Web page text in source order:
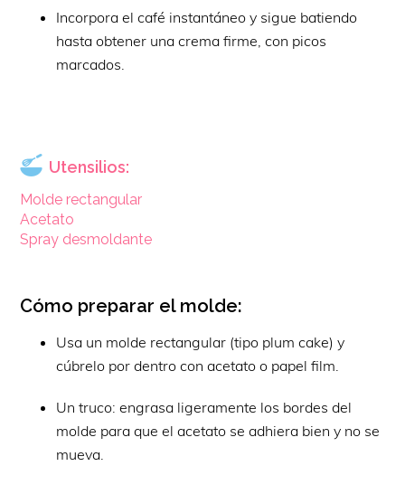
Incorpora el café instantáneo y sigue batiendo
hasta obtener una crema firme, con picos
marcados.
Utensilios:
Molde rectangular
Acetato
Spray desmoldante
Cómo preparar el molde:
Usa un molde rectangular (tipo plum cake) y
cúbrelo por dentro con acetato o papel film.
Un truco: engrasa ligeramente los bordes del
molde para que el acetato se adhiera bien y no se
mueva.